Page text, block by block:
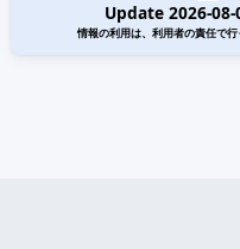
Update 2026-
情報の利用は、利用者の責任で